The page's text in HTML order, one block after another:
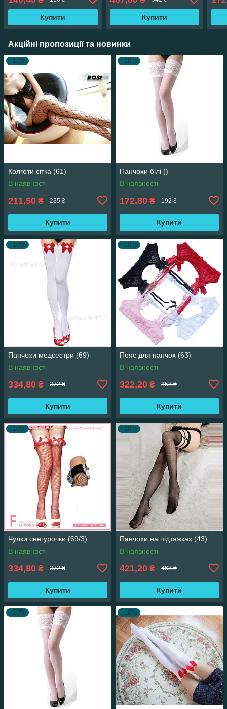
Купити Купити
Акційні пропозиції та новинки
–10%
Колготи сітка (61)
В наявності
211,50 ₴ 235 ₴
Купити
–10%
Панчохи білі ()
В наявності
172,80 ₴ 192 ₴
Купити
–10%
Панчохи медсестри (69)
В наявності
334,80 ₴ 372 ₴
Купити
–10%
Пояс для панчох (63)
В наявності
322,20 ₴ 358 ₴
Купити
–10%
Чулки снегурочки (69/3)
В наявності
334,80 ₴ 372 ₴
Купити
–10%
Панчохи на підтяжках (43)
В наявності
421,20 ₴ 468 ₴
Купити
–10% –10%